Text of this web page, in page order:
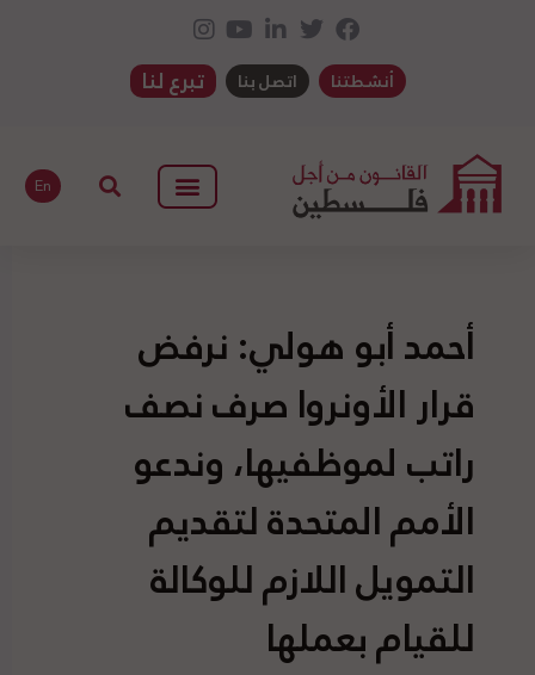
أنشطتنا اتصل بنا تبرع لنا
En
أحمد أبو هولي: نرفض
قرار الأونروا صرف نصف
راتب لموظفيها، وندعو
الأمم المتحدة لتقديم
التمويل اللازم للوكالة
للقيام بعملها